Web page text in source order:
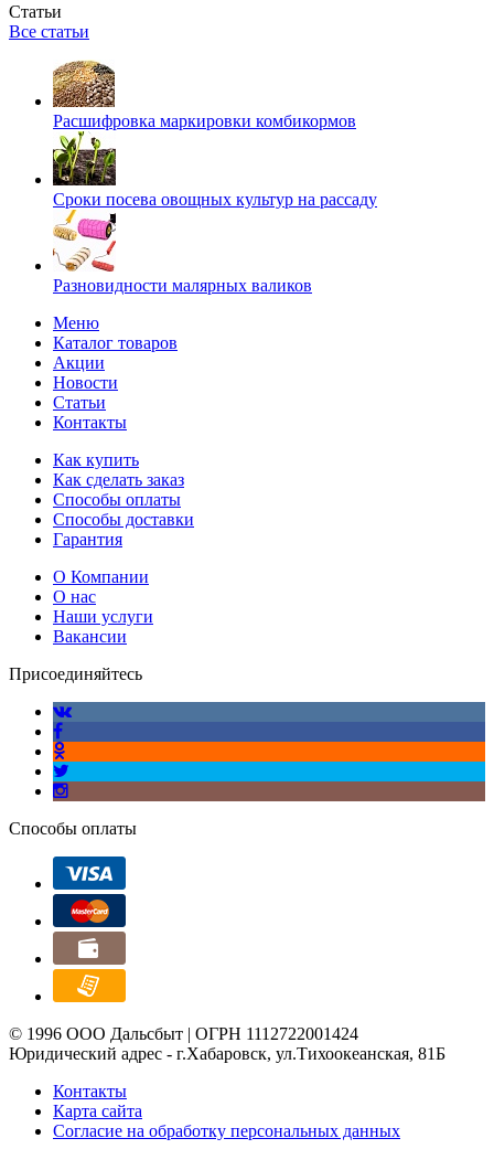
Статьи
Все статьи
Расшифровка маркировки комбикормов
Сроки посева овощных культур на рассаду
Разновидности малярных валиков
Меню
Каталог товаров
Акции
Новости
Статьи
Контакты
Как купить
Как сделать заказ
Способы оплаты
Способы доставки
Гарантия
О Компании
О нас
Наши услуги
Вакансии
Присоединяйтесь
Способы оплаты
© 1996 ООО Дальсбыт | ОГРН 1112722001424
Юридический адрес - г.Хабаровск, ул.Тихоокеанская, 81Б
Контакты
Карта сайта
Согласие на обработку персональных данных